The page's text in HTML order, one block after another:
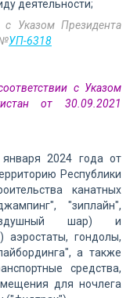
деятельности;
с Указом Президента
№УП-6318
с Указом
от 30.09.2021
2024 года от
Республики
канатных
"зиплайн",
шар) и
аэростаты, гондолы,
а также
средства,
для ночлега